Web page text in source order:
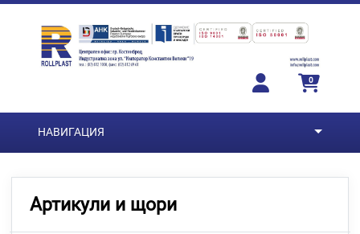
Преминете към основното съдържание
0
НАВИГАЦИЯ
Артикули и щори